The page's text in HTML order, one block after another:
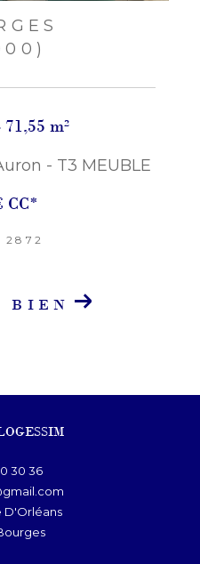
m²
- T3 MEUBLE
CC*
2872
BIEN
30 36
D'Orléans
bourges